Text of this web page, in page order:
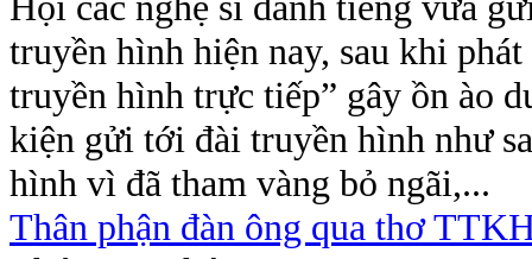
truyền hình hiện nay, sau khi
truyền hình trực tiếp” gây ồn ào
kiện gửi tới đài truyền hình như
hình vì đã tham vàng bỏ ngãi,...
Thân phận đàn ông qua thơ